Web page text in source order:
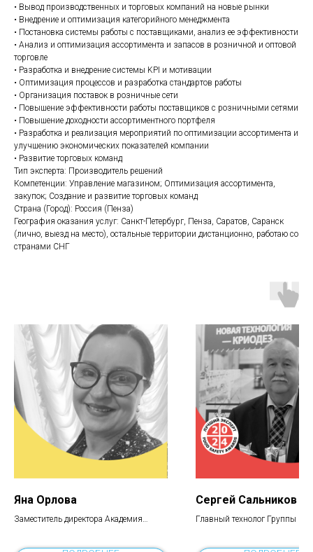
• Вывод производственных и торговых компаний на новые рынки
• Внедрение и оптимизация категорийного менеджмента
• Постановка системы работы с поставщиками, анализ ее эффективности
• Анализ и оптимизация ассортимента и запасов в розничной и оптовой
торговле
• Разработка и внедрение системы KPI и мотивации
• Оптимизация процессов и разработка стандартов работы
• Организация поставок в розничные сети
• Повышение эффективности работы поставщиков с розничными сетями
• Повышение доходности ассортиментного портфеля
• Разработка и реализация мероприятий по оптимизации ассортимента и
улучшению экономических показателей компании
• Развитие торговых команд
Тип эксперта: Производитель решений
Компетенции: Управление магазином; Оптимизация ассортимента,
закупок; Создание и развитие торговых команд
Страна (Город): Россия (Пенза)
География оказания услуг: Санкт-Петербург, Пенза, Саратов, Саранск
(лично, выезд на место), остальные территории дистанционно, работаю со
странами СНГ
Яна Орлова
Заместитель директора Академия
Сергей Сальников
Главный технолог Группы